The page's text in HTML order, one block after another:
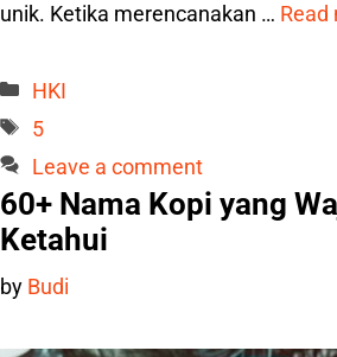
unik. Ketika merencanakan … Read
Categories
HKI
Tags
5
Leave a comment
60+ Nama Kopi yang
Ketahui
by Budi